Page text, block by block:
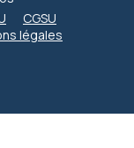
CGSU
légales